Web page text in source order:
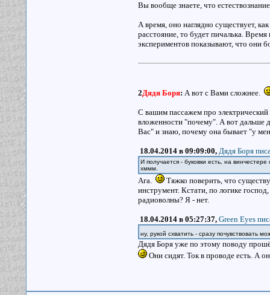
Вы вообще знаете, что
А время, оно наглядно существует,
расстояние, то будет пичалька.
экспериментов показывают, что они
2Дядя Боря: А вот с Вами сложнее.
С вашим пассажем про
вложенности "почему". А вот дальше
Вас" и знаю, почему она бывает "у
18.04.2014 в 09:09:00, Дядя Боря
И получается - буковки есть, на
хммм.
Ага.
Тяжко поверить, что
инструмент. Кстати, по логике
радиоволны? Я - нет.
18.04.2014 в 05:27:37, Green Eyes
ну, рукой схватить - сразу почувствовать
Дядя Боря уже по этому поводу
Они сидят. Ток в проводе есть. А